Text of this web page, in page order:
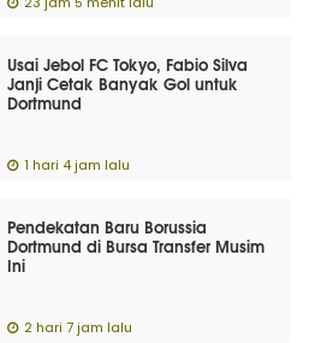
23 jam 5 menit lalu
Usai Jebol FC Tokyo, Fabio Silva
Janji Cetak Banyak Gol untuk
Dortmund
1 hari 4 jam lalu
Pendekatan Baru Borussia
Dortmund di Bursa Transfer Musim
Ini
2 hari 7 jam lalu